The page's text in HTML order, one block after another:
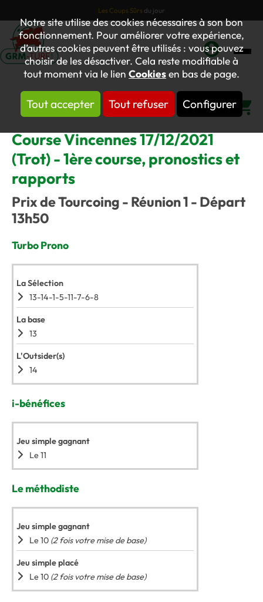
Notre site utilise des cookies nécessaires à son bon
fonctionnement. Pour améliorer votre expérience,
d’autres cookies peuvent être utilisés : vous pouvez
choisir de les désactiver. Cela reste modifiable à
tout moment via le lien Cookiesen bas de page.
Tout accepter Tout refuser Configurer
Les Coups Sûrs du jour
Mon
compte
Course Vincennes 17/12/2021
(Trot) - 1ère course, pronostics et
rapports
Prix de Tourcoing - Réunion 1 - Départ
13h50
Turbo Prono
La Sélection
13-14-1-5-11-7-6-8
La base
13
L'Outsider(s)
14
i-bénéfices
Jeu simple gagnant
Le 11
Le méthodiste
Jeu simple gagnant
Le 10 (2 fois votre mise de base)
Jeu simple placé
Le 10 (2 fois votre mise de base)